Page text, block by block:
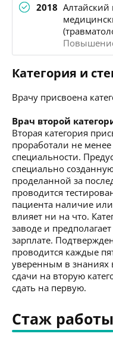
2018 Алтайский
Категория и
Врачу присвоена
Врач второй
Вторая категория
проработали не менее
специальности.
специально
проделанной за
проводится
пациента наличие или
влияет ни на что.
заводе и
зарплате.
проводится каждые
уверенным в знаниях
сдачи на вторую
сдать на первую.
Стаж работы